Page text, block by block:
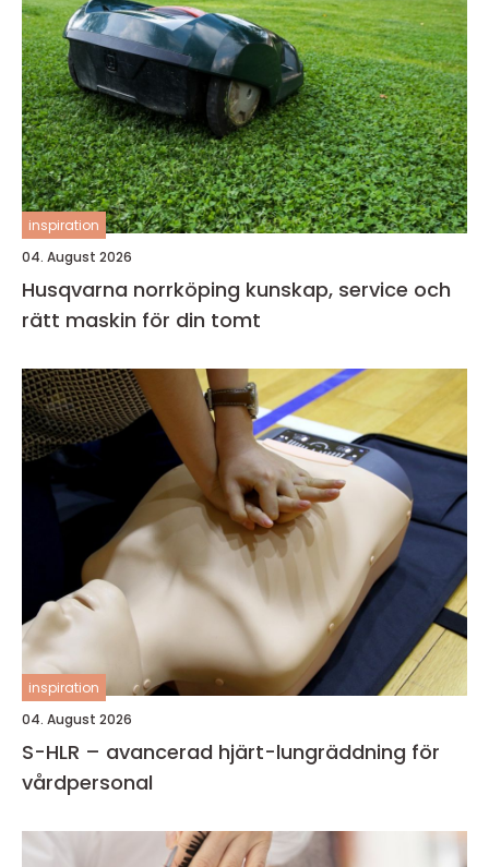
inspiration
04. August 2026
Husqvarna norrköping kunskap, service och
rätt maskin för din tomt
inspiration
04. August 2026
S-HLR – avancerad hjärt-lungräddning för
vårdpersonal